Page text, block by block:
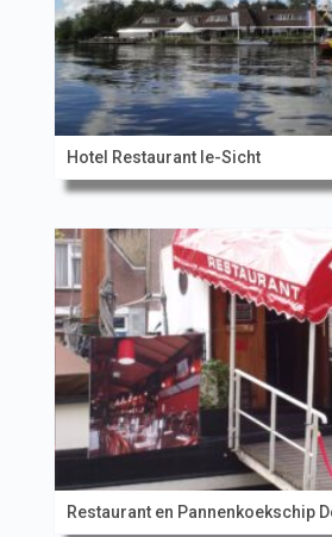
Hotel Restaurant Ie-Sicht
Restaurant en Pannenkoekschip